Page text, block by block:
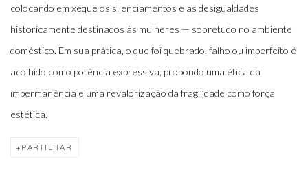
colocando em xeque os silenciamentos e as desigualdades
historicamente destinados às mulheres — sobretudo no ambiente
doméstico. Em sua prática, o que foi quebrado, falho ou imperfeito é
acolhido como potência expressiva, propondo uma ética da
impermanência e uma revalorização da fragilidade como força
estética.
PARTILHAR